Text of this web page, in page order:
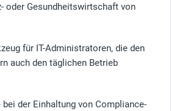
oder Gesundheitswirtschaft von
für IT-Administratoren, die den
auch den täglichen Betrieb
der Einhaltung von Compliance-